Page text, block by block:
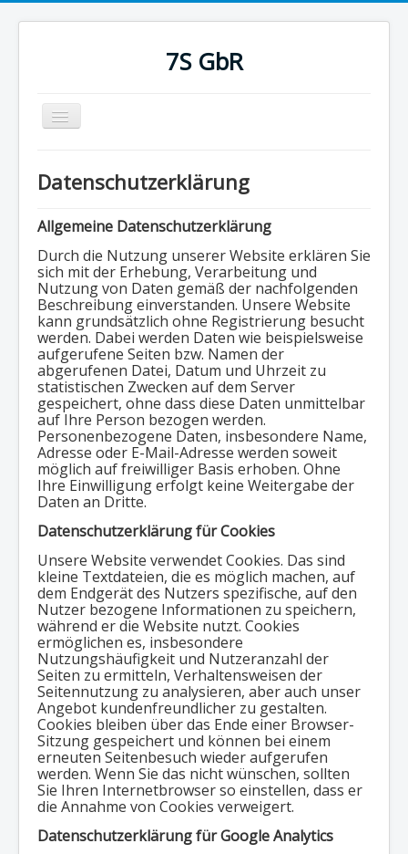
7S GbR
Navigation
an/aus
Leistungen
Projekte
Referenzen
Impressum
Datenschutzerklärung
Allgemeine Datenschutzerklärung
Durch die Nutzung unserer Website erklären Sie
sich mit der Erhebung, Verarbeitung und
Nutzung von Daten gemäß der nachfolgenden
Beschreibung einverstanden. Unsere Website
kann grundsätzlich ohne Registrierung besucht
werden. Dabei werden Daten wie beispielsweise
aufgerufene Seiten bzw. Namen der
abgerufenen Datei, Datum und Uhrzeit zu
statistischen Zwecken auf dem Server
gespeichert, ohne dass diese Daten unmittelbar
auf Ihre Person bezogen werden.
Personenbezogene Daten, insbesondere Name,
Adresse oder E-Mail-Adresse werden soweit
möglich auf freiwilliger Basis erhoben. Ohne
Ihre Einwilligung erfolgt keine Weitergabe der
Daten an Dritte.
Datenschutzerklärung für Cookies
Unsere Website verwendet Cookies. Das sind
kleine Textdateien, die es möglich machen, auf
dem Endgerät des Nutzers spezifische, auf den
Nutzer bezogene Informationen zu speichern,
während er die Website nutzt. Cookies
ermöglichen es, insbesondere
Nutzungshäufigkeit und Nutzeranzahl der
Seiten zu ermitteln, Verhaltensweisen der
Seitennutzung zu analysieren, aber auch unser
Angebot kundenfreundlicher zu gestalten.
Cookies bleiben über das Ende einer Browser-
Sitzung gespeichert und können bei einem
erneuten Seitenbesuch wieder aufgerufen
werden. Wenn Sie das nicht wünschen, sollten
Sie Ihren Internetbrowser so einstellen, dass er
die Annahme von Cookies verweigert.
Datenschutzerklärung für Google Analytics